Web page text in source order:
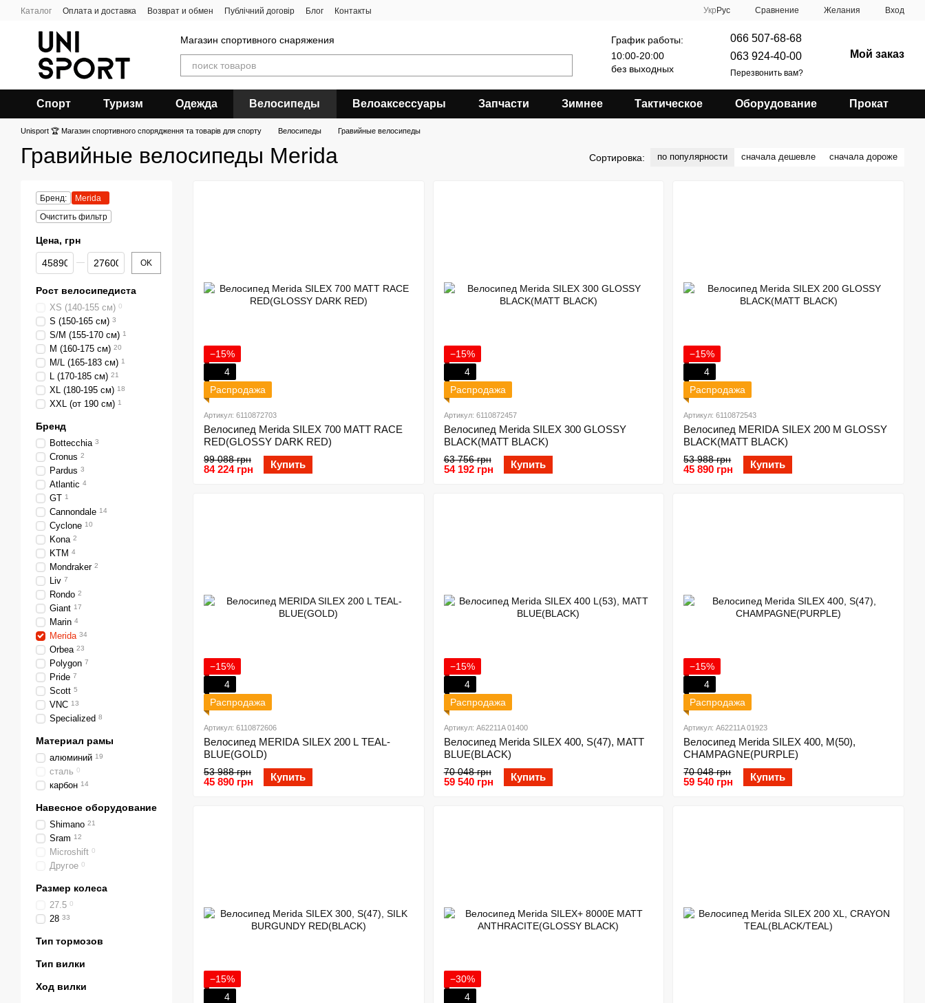
Перейти к основному контенту
Каталог Оплата и доставка Возврат и обмен Публічний договір Блог Контакты Укр Рус Сравнение Желания Вход
Магазин спортивного снаряжения
График работы:
10:00-20:00
без выходных
066 507-68-68
063 924-40-00
Перезвонить вам?
Мой заказ
Спорт Туризм Одежда Велосипеды Велоаксессуары Запчасти Зимнее Тактическое Оборудование Прокат
Unisport 🏆 Магазин спортивного спорядження та товарів для спорту Велосипеды Гравийные велосипеды
Гравийные велосипеды Merida Сортировка: по популярности сначала дешевле сначала дороже
−15%
4
Распродажа
Артикул: 6110872703
Велосипед Merida SILEX 700 MATT RACE
RED(GLOSSY DARK RED)
99 088 грн
84 224 грн Купить
−15%
4
Распродажа
Артикул: 6110872457
Велосипед Merida SILEX 300 GLOSSY
BLACK(MATT BLACK)
63 756 грн
54 192 грн Купить
−15%
4
Распродажа
Артикул: 6110872543
Велосипед MERIDA SILEX 200 M GLOSSY
BLACK(MATT BLACK)
53 988 грн
45 890 грн Купить
−15%
4
Распродажа
Артикул: 6110872606
Велосипед MERIDA SILEX 200 L TEAL-
BLUE(GOLD)
53 988 грн
45 890 грн Купить
−15%
4
Распродажа
Артикул: A62211A 01400
Велосипед Merida SILEX 400, S(47), MATT
BLUE(BLACK)
70 048 грн
59 540 грн Купить
−15%
4
Распродажа
Артикул: A62211A 01923
Велосипед Merida SILEX 400, M(50),
CHAMPAGNE(PURPLE)
70 048 грн
59 540 грн Купить
−15%
4
−30%
4
Бренд:
Merida
Очистить фильтр
Цена, грн
От Цена, грн
До Цена, грн OK
Рост велосипедиста
XS (140-155 см) 0
S (150-165 см) 3
S/M (155-170 см) 1
M (160-175 см) 20
M/L (165-183 см) 1
L (170-185 см) 21
XL (180-195 см) 18
XXL (от 190 см) 1
Бренд
Bottecchia 3
Cronus 2
Pardus 3
Atlantic 4
GT 1
Cannondale 14
Cyclone 10
Kona 2
KTM 4
Mondraker 2
Liv 7
Rondo 2
Giant 17
Marin 4
Merida 34
Orbea 23
Polygon 7
Pride 7
Scott 5
VNC 13
Specialized 8
Материал рамы
алюминий 19
сталь 0
карбон 14
Навесное оборудование
Shimano 21
Sram 12
Microshift 0
Другое 0
Размер колеса
27.5 0
28 33
Тип тормозов
Тип вилки
Ход вилки